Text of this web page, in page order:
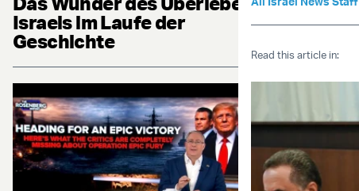
Israels im Laufe der
Geschichte
Read this article in: